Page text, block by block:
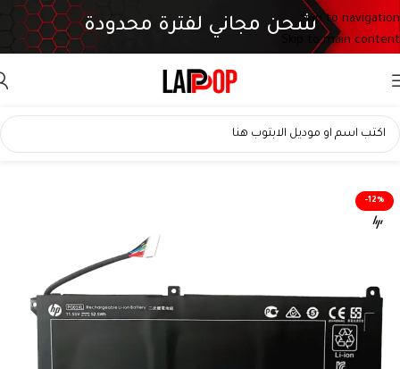
Skip to navigation
Skip to main content
شحن مجاني لفترة محدودة
-12%